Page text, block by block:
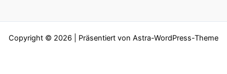
Copyright © 2026 | Präsentiert von Astra-WordPress-Theme